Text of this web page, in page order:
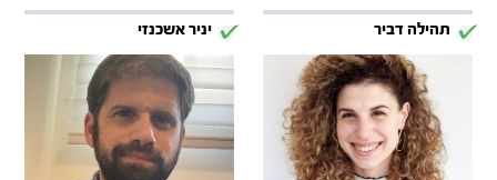
תהילה דביר יניר אשכנזי